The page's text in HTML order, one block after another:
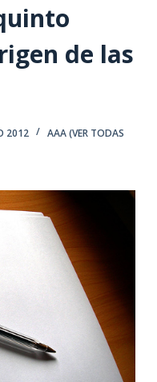
de las
2012
AAA (VER TODAS